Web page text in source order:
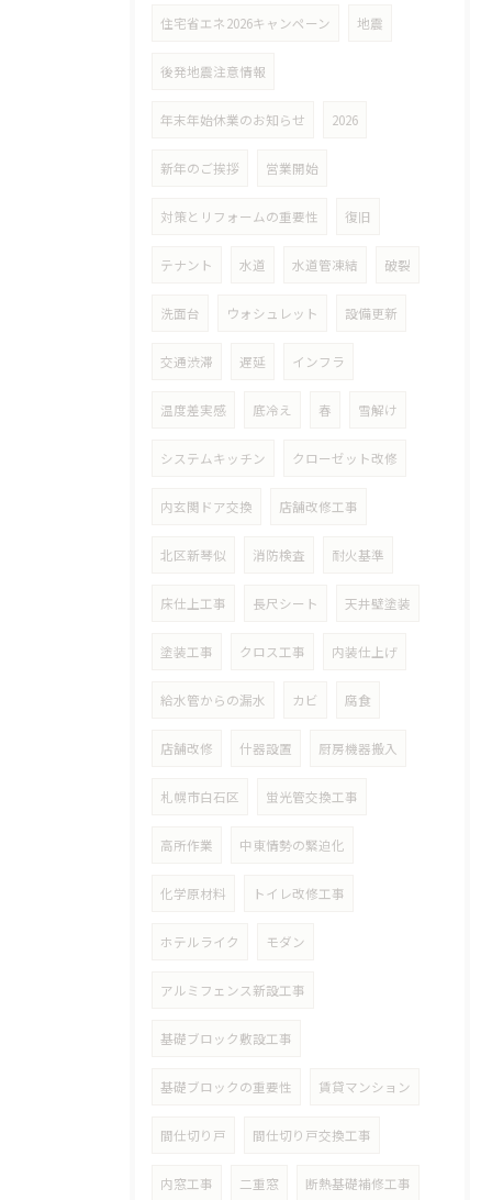
住宅省エネ2026キャンペーン 地震
後発地震注意情報
年末年始休業のお知らせ 2026
新年のご挨拶 営業開始
対策とリフォームの重要性 復旧
テナント 水道 水道管凍結 破裂
洗面台 ウォシュレット 設備更新
交通渋滞 遅延 インフラ
温度差実感 底冷え 春 雪解け
システムキッチン クローゼット改修
内玄関ドア交換 店舗改修工事
北区新琴似 消防検査 耐火基準
床仕上工事 長尺シート 天井壁塗装
塗装工事 クロス工事 内装仕上げ
給水管からの漏水 カビ 腐食
店舗改修 什器設置 厨房機器搬入
札幌市白石区 蛍光管交換工事
高所作業 中東情勢の緊迫化
化学原材料 トイレ改修工事
ホテルライク モダン
アルミフェンス新設工事
基礎ブロック敷設工事
基礎ブロックの重要性 賃貸マンション
間仕切り戸 間仕切り戸交換工事
内窓工事 二重窓 断熱基礎補修工事